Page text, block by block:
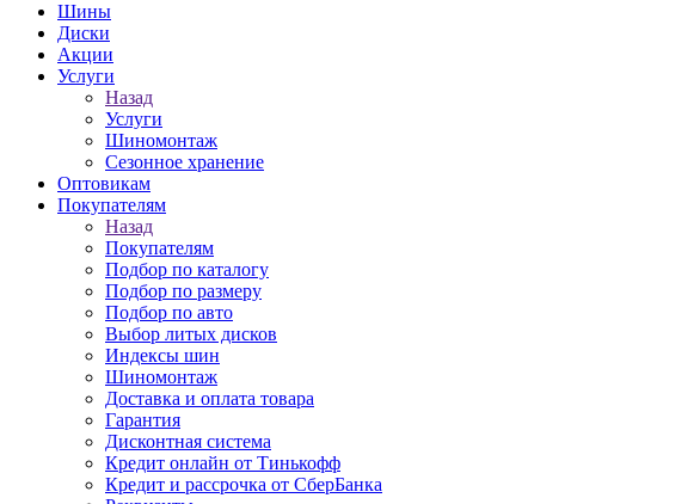
Шины
Диски
Акции
Услуги
Назад
Услуги
Шиномонтаж
Сезонное хранение
Оптовикам
Покупателям
Назад
Покупателям
Подбор по каталогу
Подбор по размеру
Подбор по авто
Выбор литых дисков
Индексы шин
Шиномонтаж
Доставка и оплата товара
Гарантия
Дисконтная система
Кредит онлайн от Тинькофф
Кредит и рассрочка от СберБанка